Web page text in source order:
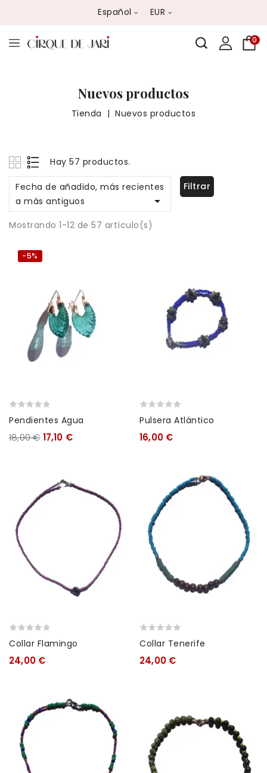
EUR
Español
0
Nuevos productos
Tienda Nuevos productos
Hay 57 productos.
Fecha de añadido, más recientes
a más antiguos

Filtrar
Mostrando 1-12 de 57 artículo(s)
-5%
Pendientes Agua
18,00 € 17,10 €
Pulsera Atlántico
16,00 €
Collar Flamingo
24,00 €
Collar Tenerife
24,00 €